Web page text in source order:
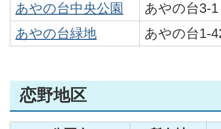
あやの台中央公園
あやの台3-1
あやの台緑地
あやの台1-
恋野地区